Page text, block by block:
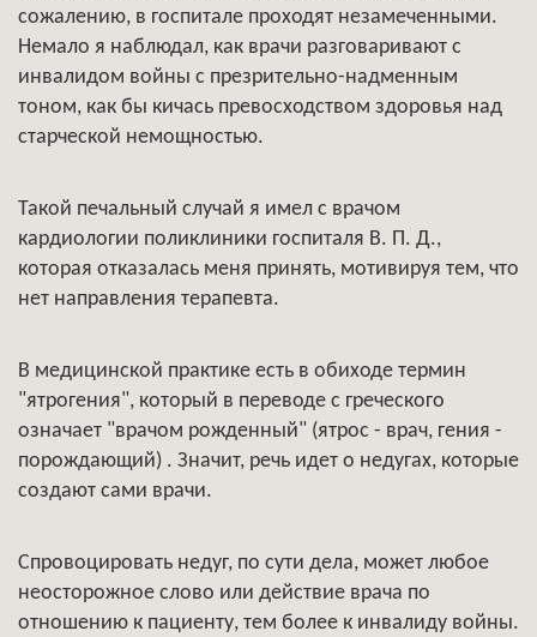
сожалению, в госпитале проходят незамеченными.
Немало я наблюдал, как врачи разговаривают с
инвалидом войны с презрительно-надменным
тоном, как бы кичась превосходством здоровья над
старческой немощностью.
Такой печальный случай я имел с врачом
кардиологии поликлиники госпиталя В. П. Д.,
которая отказалась меня принять, мотивируя тем, что
нет направления терапевта.
В медицинской практике есть в обиходе термин
"ятрогения", который в переводе с греческого
означает "врачом рожденный" (ятрос - врач, гения -
порождающий) . Значит, речь идет о недугах, которые
создают сами врачи.
Спровоцировать недуг, по сути дела, может любое
неосторожное слово или действие врача по
отношению к пациенту, тем более к инвалиду войны.